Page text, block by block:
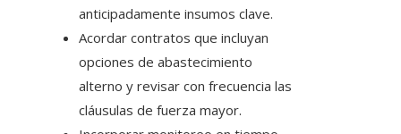
anticipadamente insumos clave.
Acordar contratos que incluyan
opciones de abastecimiento
alterno y revisar con frecuencia las
cláusulas de fuerza mayor.